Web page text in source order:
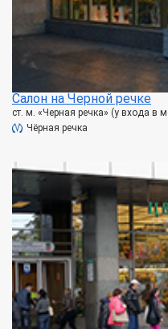
Салон на Черной речке
ст. м. «Черная речка» (у входа в
Чёрная речка